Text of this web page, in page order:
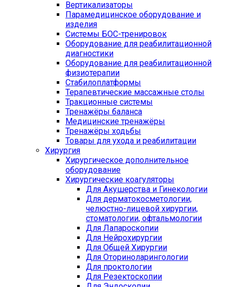
Вертикализаторы
Парамедицинское оборудование и
изделия
Системы БОС-тренировок
Оборудование для реабилитационной
диагностики
Оборудование для реабилитационной
физиотерапии
Стабилоплатформы
Терапевтические массажные столы
Тракционные системы
Тренажёры баланса
Медицинские тренажёры
Тренажёры ходьбы
Товары для ухода и реабилитации
Хирургия
Хирургическое дополнительное
оборудование
Хирургические коагуляторы
Для Акушерства и Гинекологии
Для дерматокосметологии,
челюстно-лицевой хирургии,
стоматологии, офтальмологии
Для Лапароскопии
Для Нейрохирургии
Для Общей Хирургии
Для Оториноларингологии
Для проктологии
Для Резектоскопии